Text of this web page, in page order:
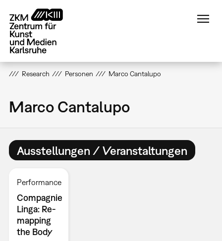
zum
Inhalt
Research Personen Marco Cantalupo
Marco Cantalupo
Ausstellungen / Veranstaltungen
Performance
Compagnie
Linga: Re-
mapping
the Body